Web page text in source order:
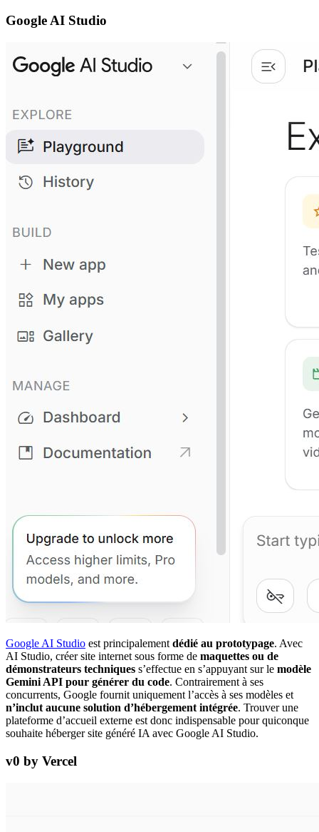
Google AI Studio
Google AI Studio est principalement dédié au prototypage. Avec
AI Studio, créer site internet sous forme de maquettes ou de
démonstrateurs techniques s’effectue en s’appuyant sur le modèle
Gemini API pour générer du code. Contrairement à ses
concurrents, Google fournit uniquement l’accès à ses modèles et
n’inclut aucune solution d’hébergement intégrée. Trouver une
plateforme d’accueil externe est donc indispensable pour quiconque
souhaite héberger site généré IA avec Google AI Studio.
v0 by Vercel